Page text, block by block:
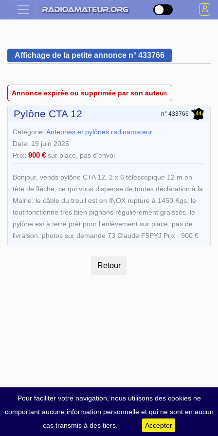
Pour faciliter votre navigation, nous utilisons des cookies ne
comportant aucune information personnelle et qui ne sont en aucun
cas transmis à des tiers.
Accepter
Affichage de la petite annonce n° 433766
Annonce expirée ou supprimée par son auteur.
Pylône CTA 12 n° 433766 44
Catégorie: Antennes et pylônes radioamateur
Date: 19 juin 2025
Prix: 900 € sur place, pas d'envoi
Bonjour, vends pylône CTA 12, 2 x 6 télescopique 12 m en
tête de flèche, ce qui vous dispense de toutes déclaration à la
Mairie. le câble du treuil est en INOX rupture à 1450 Kgs, le
tout fonctionne très bien pignons régulièrement graissés. le
pylône est à terre prêt pour l'enlèvement sur place, pas de
livraison. photos sur demande 73 Claude F5PYJ Prix : 900 €